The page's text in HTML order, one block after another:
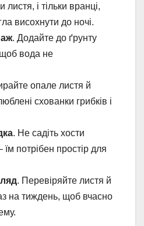
листя, і тільки вранці,
висохнути до ночі.
. Додайте до ґрунту
щоб вода не
опале листя й
схованки грибків і
. Не садіть хости
потрібен простір для
. Перевіряйте листя й
на тиждень, щоб вчасно